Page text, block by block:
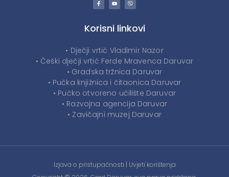
Korisni linkovi
• Dječji vrtić Vladimir Nazor
• Češki dječji vrtić Ferde Mravenca Daruvar
• Gradska tržnica Daruvar
• Pučka knjižnica i čitaonica Daruvar
• Pučko otvoreno učilište Daruvar
• Razvojna agencija Daruvar
• Zavičajni muzej Daruvar
Izjava o pristupačnosti | Uvjeti korištenja